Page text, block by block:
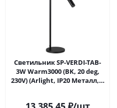
Светильник SP-VERDI-TAB-
3W Warm3000 (BK, 20 deg,
230V) (Arlight, IP20 Металл, 3